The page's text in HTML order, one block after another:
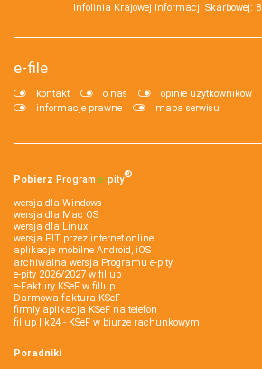
Infolinia Krajowej Informacji Skarbowej:
e-file
kontakt o nas opinie użytkowników
informacje prawne
mapa serwisu
Pobierz Program e‑pity®
wersja dla Windows
wersja dla Mac OS
wersja dla Linux
wersja PIT przez internet online
aplikacje mobilne Android, iOS
archiwalna wersja Programu e-pity
e-pity 2026/2027 w fillup
e‑Faktury KSeF w fillup
Darmowa faktura KSeF
firmly aplikacja KSeF na telefon
fillup | k24 - KSeF w biurze rachunkowym
Poradniki